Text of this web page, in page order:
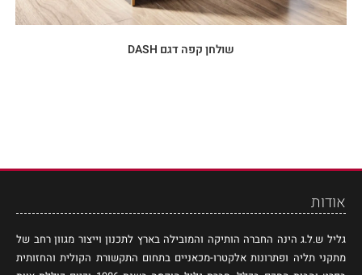
שולחן קפה דגם DASH
אודות
גליל ש.ל.ג הינה החברה הותיקה והמובילה בארץ לתכנון וייצור מגוון רחב של
מתקני תליה ופתרונות אלקטרו-מכאניים בתחום התקשורת הקולית והחזותית